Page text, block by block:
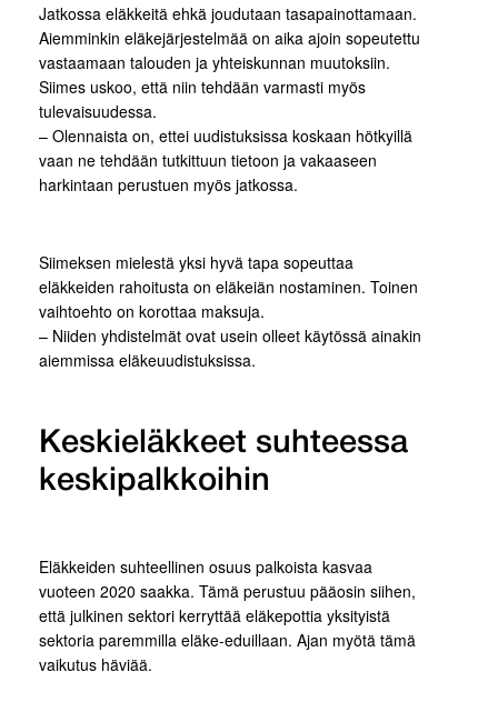
Jatkossa eläkkeitä ehkä joudutaan tasapainottamaan.
Aiemminkin eläkejärjestelmää on aika ajoin sopeutettu
vastaamaan talouden ja yhteiskunnan muutoksiin.
Siimes uskoo, että niin tehdään varmasti myös
tulevaisuudessa.
– Olennaista on, ettei uudistuksissa koskaan hötkyillä
vaan ne tehdään tutkittuun tietoon ja vakaaseen
harkintaan perustuen myös jatkossa.
Siimeksen mielestä yksi hyvä tapa sopeuttaa
eläkkeiden rahoitusta on eläkeiän nostaminen. Toinen
vaihtoehto on korottaa maksuja.
– Niiden yhdistelmät ovat usein olleet käytössä ainakin
aiemmissa eläkeuudistuksissa.
Keskieläkkeet suhteessa
keskipalkkoihin
Eläkkeiden suhteellinen osuus palkoista kasvaa
vuoteen 2020 saakka. Tämä perustuu pääosin siihen,
että julkinen sektori kerryttää eläkepottia yksityistä
sektoria paremmilla eläke-eduillaan. Ajan myötä tämä
vaikutus häviää.